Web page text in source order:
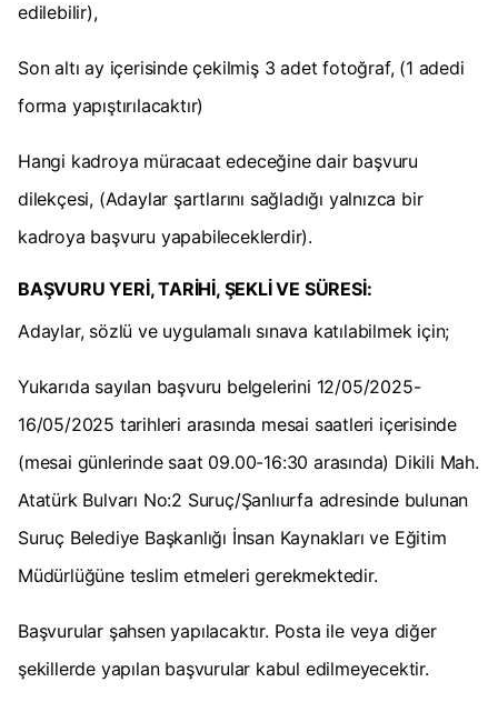
edilebilir),
Son altı ay içerisinde çekilmiş 3 adet fotoğraf, (1 adedi
forma yapıştırılacaktır)
Hangi kadroya müracaat edeceğine dair başvuru
dilekçesi, (Adaylar şartlarını sağladığı yalnızca bir
kadroya başvuru yapabileceklerdir).
BAŞVURU YERİ, TARİHİ, ŞEKLİ VE SÜRESİ:
Adaylar, sözlü ve uygulamalı sınava katılabilmek için;
Yukarıda sayılan başvuru belgelerini 12/05/2025-
16/05/2025 tarihleri arasında mesai saatleri içerisinde
(mesai günlerinde saat 09.00-16:30 arasında) Dikili Mah.
Atatürk Bulvarı No:2 Suruç/Şanlıurfa adresinde bulunan
Suruç Belediye Başkanlığı İnsan Kaynakları ve Eğitim
Müdürlüğüne teslim etmeleri gerekmektedir.
Başvurular şahsen yapılacaktır. Posta ile veya diğer
şekillerde yapılan başvurular kabul edilmeyecektir.